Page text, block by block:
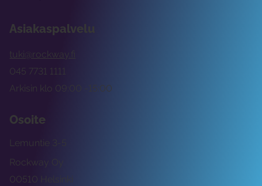
Asiakaspalvelu
tuki@rockway.fi
Arkisin klo 09:00 -15:00
045 7731 1111
Osoite
Rockway Oy
Lemuntie 3-5
00510 Helsinki